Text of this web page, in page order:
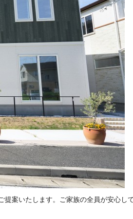
案いたします。ご家族の全員が安心し